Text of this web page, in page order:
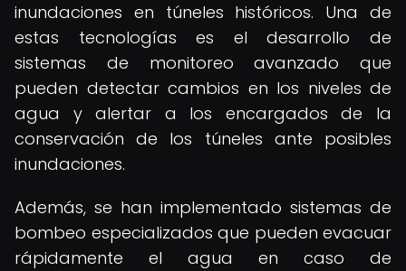
inundaciones en túneles históricos. Una de
estas tecnologías es el desarrollo de
sistemas de monitoreo avanzado que
pueden detectar cambios en los niveles de
agua y alertar a los encargados de la
conservación de los túneles ante posibles
inundaciones.
Además, se han implementado sistemas de
bombeo especializados que pueden evacuar
rápidamente el agua en caso de